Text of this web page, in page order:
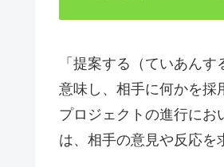
「提案する（ていあん
意味し、相手に何かを採
プロジェクトの進行にお
は、相手の意見や反応を